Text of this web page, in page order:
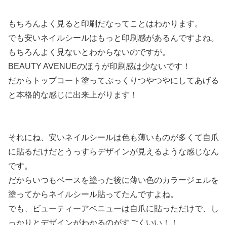
もちろんよく見ると印刷だなってことはわかります。
でも安いネイルシールはもっと印刷感があるんですよね。
もちろんよく見ないとわからないのですが。
BEAUTY AVENUEのほうが印刷感は少ないです！
だからトップコート塗ってぷっくりつやつやにしてあげる
と本格的な感じに出来上がります！
それにね、安いネイルシールは色も薄いものが多くて自爪
に貼るだけだとうっすらデザインが見えるような感じなん
です。
だからいつもベースを塗った後に薄い色のカラージェルを
塗ってからネイルシール貼ってたんですよね。
でも、ビューティーアベニューは自爪に貼っただけで、し
っかりとデザインがわかるのがすごくいい！！